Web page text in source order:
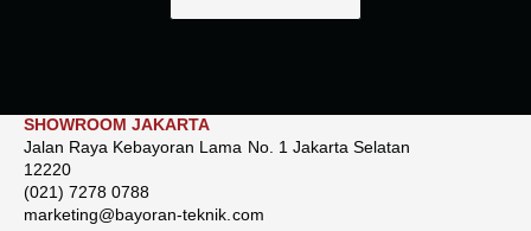
SHOWROOM JAKARTA
Jalan Raya Kebayoran Lama No. 1 Jakarta Selatan
12220
(021) 7278 0788
marketing@bayoran-teknik.com